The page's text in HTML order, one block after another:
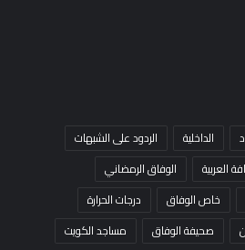
الداخلية
الردود على الشبهات
العربية
الوفاق الرمضاني
خاص الوفاق
درجات الحرارة
صحيفة الوفاق
مساجد الكويت